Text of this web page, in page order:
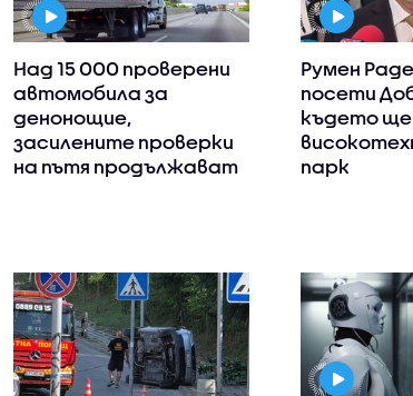
Над 15 000 проверени
автомобила за
денонощие,
засилените проверки
на пътя продължават
Румен
посети
където
парк